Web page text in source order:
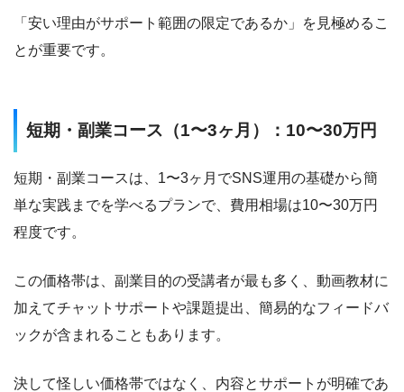
「安い理由がサポート範囲の限定であるか」を見極めるこ
とが重要です。
短期・副業コース（1〜3ヶ月）：10〜30万円
短期・副業コースは、1〜3ヶ月でSNS運用の基礎から簡
単な実践までを学べるプランで、費用相場は10〜30万円
程度です。
この価格帯は、副業目的の受講者が最も多く、動画教材に
加えてチャットサポートや課題提出、簡易的なフィードバ
ックが含まれることもあります。
決して怪しい価格帯ではなく、内容とサポートが明確であ